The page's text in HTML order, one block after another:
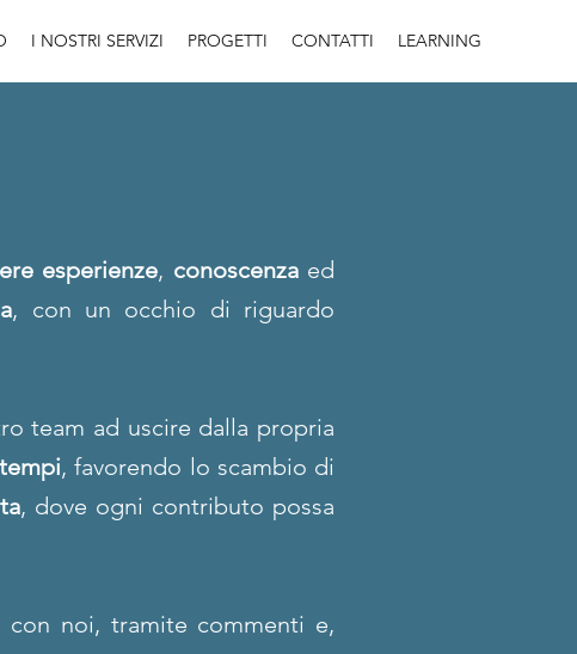
I NOSTRI SERVIZI PROGETTI CONTATTI LEARNING
esperienze, conoscenzaed
, con un occhio di riguardo
team ad uscire dalla propria
, favorendo lo scambio di
, dove ogni contributo possa
con noi, tramite commenti e,